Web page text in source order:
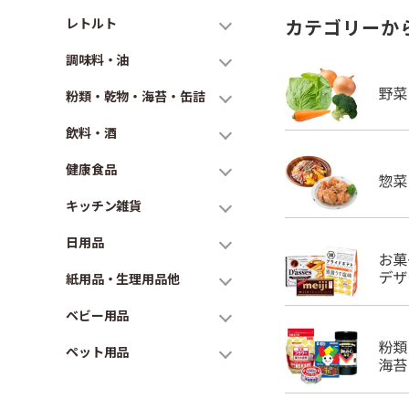
レトルト
調味料・油
粉類・乾物・海苔・缶詰
飲料・酒
健康食品
キッチン雑貨
日用品
紙用品・生理用品他
ベビー用品
ペット用品
カテゴリーか